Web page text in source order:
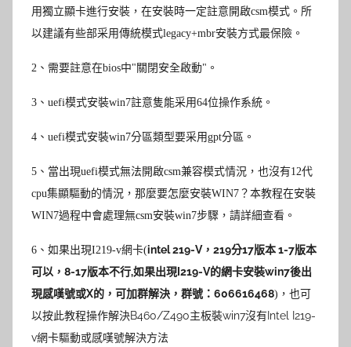
用獨立顯卡進行安裝，在安裝時一定註意開啟csm模式。 所
以建議有些部采用傳統模式legacy+mbr安裝方式最保險。
2 、需要註意在bios中"關閉安全啟動"。
3 、uefi模式安裝win7註意隻能采用64位操作系統。
4 、 uefi模式安裝win7分區類型要采用gpt分區。
5 、當出現uefi模式無法開啟csm兼容模式情況，也沒有12代
cpu集顯驅動的情況，那麼要怎麼安裝WIN7？本教程在安裝
WIN7過程中會處理無csm安裝win7步驟，請詳細查看。
6 、 如果出現I219-v網卡(intel 219-V，219分17版本 1-7版本
可以，8-17版本不行,如果出現I219-V的網卡安裝win7後出
現感嘆號或X的，可加群解決，群號：606616468)，也可
以按此教程操作解決B460/Z490主板裝win7沒有Intel I219-
v網卡驅動或感嘆號解決方法